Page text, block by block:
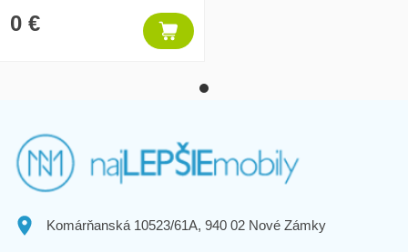
0 €
Komárňanská 10523/61A, 940 02 Nové Zámky